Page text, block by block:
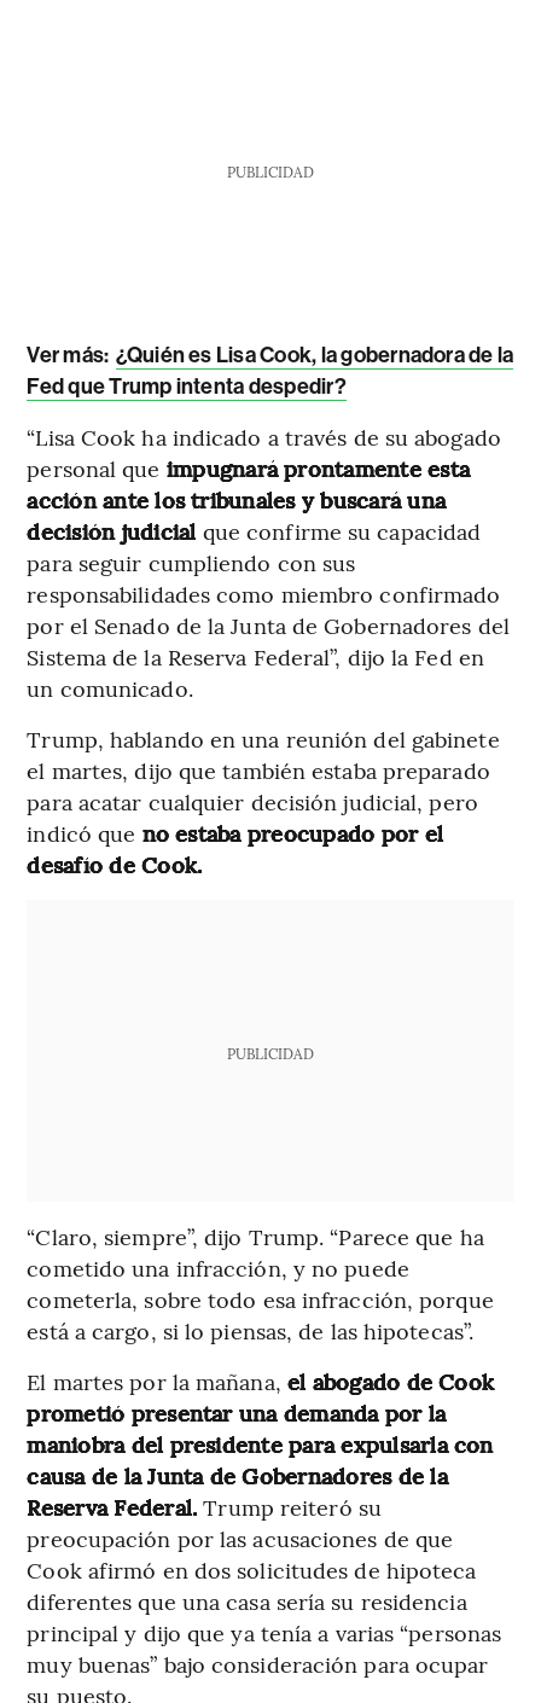
PUBLICIDAD
Ver más: ¿Quién es Lisa Cook, la gobernadora de la
Fed que Trump intenta despedir?
“Lisa Cook ha indicado a través de su abogado
personal que impugnará prontamente esta
acción ante los tribunales y buscará una
decisión judicial que confirme su capacidad
para seguir cumpliendo con sus
responsabilidades como miembro confirmado
por el Senado de la Junta de Gobernadores del
Sistema de la Reserva Federal”, dijo la Fed en
un comunicado.
Trump, hablando en una reunión del gabinete
el martes, dijo que también estaba preparado
para acatar cualquier decisión judicial, pero
indicó que no estaba preocupado por el
desafío de Cook.
PUBLICIDAD
“Claro, siempre”, dijo Trump. “Parece que ha
cometido una infracción, y no puede
cometerla, sobre todo esa infracción, porque
está a cargo, si lo piensas, de las hipotecas”.
El martes por la mañana, el abogado de Cook
prometió presentar una demanda por la
maniobra del presidente para expulsarla con
causa de la Junta de Gobernadores de la
Reserva Federal. Trump reiteró su
preocupación por las acusaciones de que
Cook afirmó en dos solicitudes de hipoteca
diferentes que una casa sería su residencia
principal y dijo que ya tenía a varias “personas
muy buenas” bajo consideración para ocupar
su puesto.